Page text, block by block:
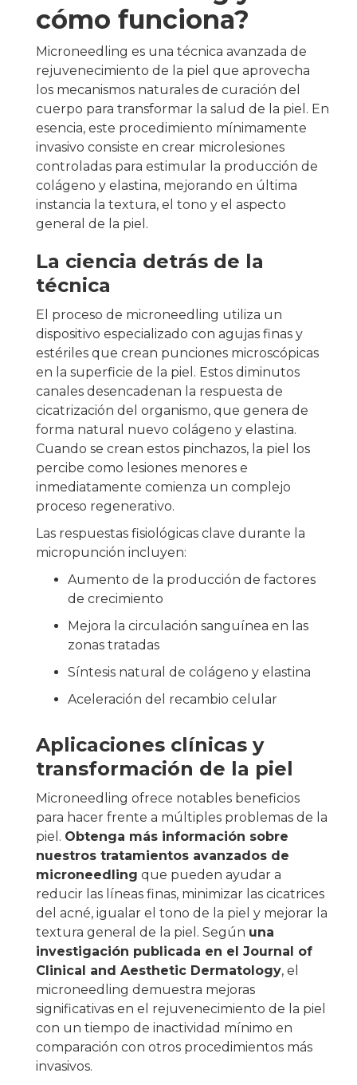
cómo funciona?
Microneedling es una técnica avanzada de
rejuvenecimiento de la piel que aprovecha
los mecanismos naturales de curación del
cuerpo para transformar la salud de la piel. En
esencia, este procedimiento mínimamente
invasivo consiste en crear microlesiones
controladas para estimular la producción de
colágeno y elastina, mejorando en última
instancia la textura, el tono y el aspecto
general de la piel.
La ciencia detrás de la
técnica
El proceso de microneedling utiliza un
dispositivo especializado con agujas finas y
estériles que crean punciones microscópicas
en la superficie de la piel. Estos diminutos
canales desencadenan la respuesta de
cicatrización del organismo, que genera de
forma natural nuevo colágeno y elastina.
Cuando se crean estos pinchazos, la piel los
percibe como lesiones menores e
inmediatamente comienza un complejo
proceso regenerativo.
Las respuestas fisiológicas clave durante la
micropunción incluyen:
Aumento de la producción de factores
de crecimiento
Mejora la circulación sanguínea en las
zonas tratadas
Síntesis natural de colágeno y elastina
Aceleración del recambio celular
Aplicaciones clínicas y
transformación de la piel
Microneedling ofrece notables beneficios
para hacer frente a múltiples problemas de la
piel. Obtenga más información sobre
nuestros tratamientos avanzados de
microneedling que pueden ayudar a
reducir las líneas finas, minimizar las cicatrices
del acné, igualar el tono de la piel y mejorar la
textura general de la piel. Según una
investigación publicada en el Journal of
Clinical and Aesthetic Dermatology, el
microneedling demuestra mejoras
significativas en el rejuvenecimiento de la piel
con un tiempo de inactividad mínimo en
comparación con otros procedimientos más
invasivos.